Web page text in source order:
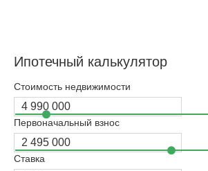
Ипотечный калькулятор
Стоимость недвижимости
Первоначальный взнос
Ставка